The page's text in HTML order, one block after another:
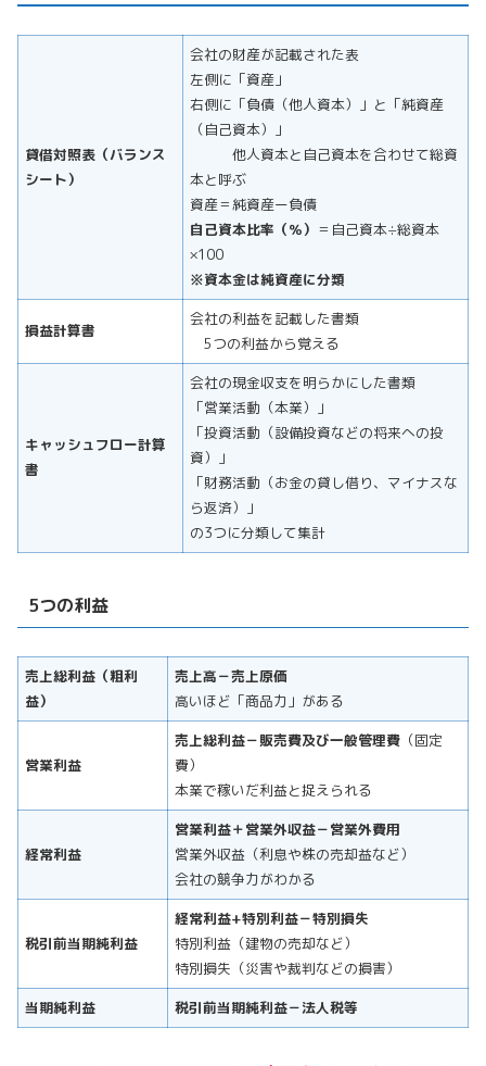
貸借対照表（バランス
シート）
会社の財産が記載された表
左側に「資産」
右側に「負債（他人資本）」と「純資産
（自己資本）」
他人資本と自己資本を合わせて総資
本と呼ぶ
資産＝純資産ー負債
自己資本比率（％） ＝自己資本÷総資本
×100
※資本金は純資産に分類
損益計算書
会社の利益を記載した書類
5つの利益から覚える
キャッシュフロー計算
書
会社の現金収支を明らかにした書類
「営業活動（本業）」
「投資活動（設備投資などの将来への投
資）」
「財務活動（お金の貸し借り、マイナスな
ら返済）」
の3つに分類して集計
5つの利益
売上総利益（粗利
益）
売上高－売上原価
高いほど「商品力」がある
営業利益
売上総利益－販売費及び一般管理費 （固定
費）
本業で稼いだ利益と捉えられる
経常利益
営業利益＋営業外収益－営業外費用
営業外収益（利息や株の売却益など）
会社の競争力がわかる
税引前当期純利益
経常利益+特別利益－特別損失
特別利益（建物の売却など）
特別損失（災害や裁判などの損害）
当期純利益
税引前当期純利益－法人税等